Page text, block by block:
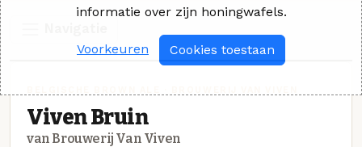
Viven Bruin
van Brouwerij Van Viven
informatie over zijn honingwafels.
Voorkeuren Cookies toestaan